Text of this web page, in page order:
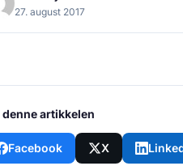
27. august 2017
denne artikkelen
Facebook X